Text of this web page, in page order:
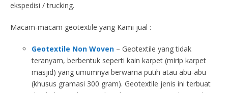
ekspedisi / trucking.
Macam-macam geotextile yang Kami jual :
Geotextile Non Woven – Geotextile yang tidak
teranyam, berbentuk seperti kain karpet (mirip karpet
masjid) yang umumnya berwarna putih atau abu-abu
(khusus gramasi 300 gram). Geotextile jenis ini terbuat